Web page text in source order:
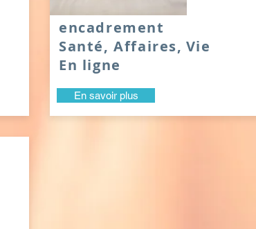
En savoir plus
encadrement
Santé, Affaires, Vie
En ligne